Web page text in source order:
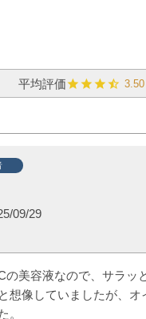
3.50
09/29
の美容液なので、サラッ
想像していましたが、オ
。